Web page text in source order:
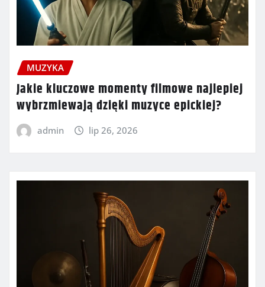
MUZYKA
Jakie kluczowe momenty filmowe najlepiej
wybrzmiewają dzięki muzyce epickiej?
admin lip 26, 2026